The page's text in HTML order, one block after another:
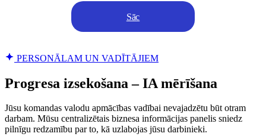
Sāc
PERSONĀLAM UN VADĪTĀJIEM
Progresa izsekošana – IA mērīšana
Jūsu komandas valodu apmācības vadībai nevajadzētu būt otram
darbam. Mūsu centralizētais biznesa informācijas panelis sniedz
pilnīgu redzamību par to, kā uzlabojas jūsu darbinieki.